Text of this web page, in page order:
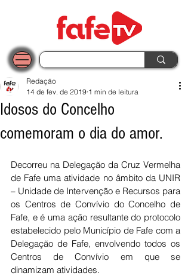
Idosos do Concelho
comemoram o dia do amor.
Redação
14 de fev. de 2019 1 min de leitura
Decorreu na Delegação da Cruz Vermelha
de Fafe uma atividade no âmbito da UNIR
– Unidade de Intervenção e Recursos para
os Centros de Convívio do Concelho de
Fafe, e é uma ação resultante do protocolo
estabelecido pelo Município de Fafe com a
Delegação de Fafe, envolvendo todos os
Centros de Convívio em que se
dinamizam atividades.